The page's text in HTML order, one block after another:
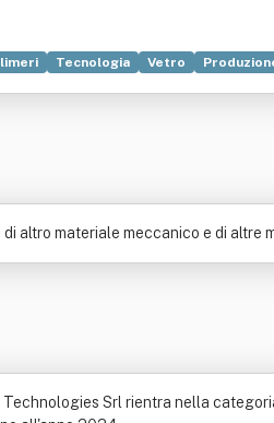
Tecnologia Vetro
altro materiale meccanico e di altre
Srl rientra nella